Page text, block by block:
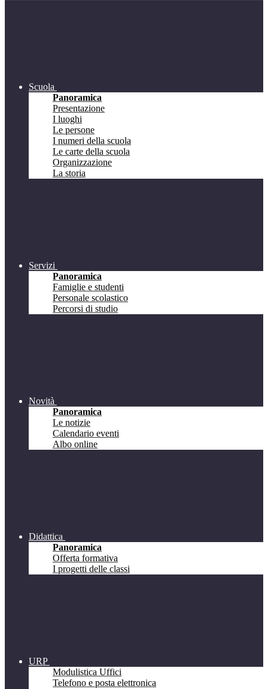
Scuola
Panoramica
Presentazione
I luoghi
Le persone
I numeri della scuola
Le carte della scuola
Organizzazione
La storia
Servizi
Panoramica
Famiglie e studenti
Personale scolastico
Percorsi di studio
Novità
Panoramica
Le notizie
Calendario eventi
Albo online
Didattica
Panoramica
Offerta formativa
I progetti delle classi
URP
Modulistica Uffici
Telefono e posta elettronica